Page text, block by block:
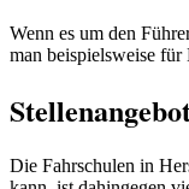
Wenn es um den
man beispielsweise
Die Fahrschulen in